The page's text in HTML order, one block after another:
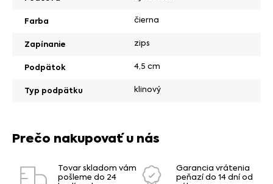
Farba čierna
Zapínanie zips
Podpätok 4,5 cm
Typ podpätku klinový
Prečo nakupovať u nás
Tovar skladom vám
pošleme do 24
Garancia vrátenia
peňazí do 14 dní od